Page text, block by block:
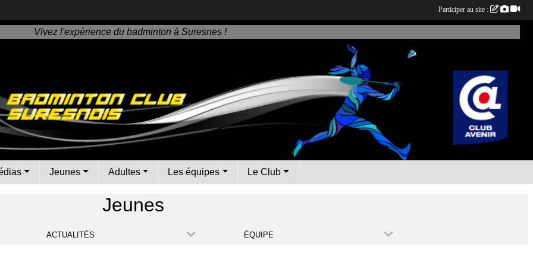
Vivez l'expérience du badminton à Suresnes !
Jeunes Adultes Les équipes Le Club
Jeunes
ACTUALITÉS ÉQUIPE
Participer au site :